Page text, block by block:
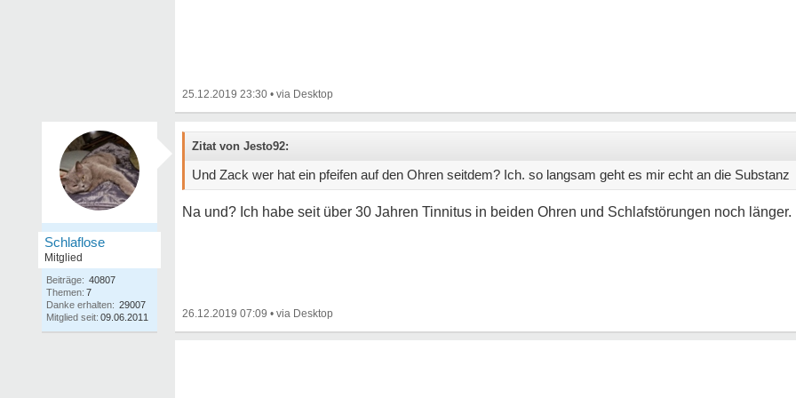
25.12.2019 23:30 •
Schlaflose
Mitglied
Beiträge: 40807
Themen: 7
Danke erhalten: 29007
Mitglied seit: 09.06.2011
Zitat von Jesto92:
Und Zack wer hat ein pfeifen auf den Ohren seitdem? Ich. so langsam geht es mir echt an die Substanz
Na und? Ich habe seit über 30 Jahren Tinnitus in beiden Ohren und Schlafstörungen noch länger.
26.12.2019 07:09 •